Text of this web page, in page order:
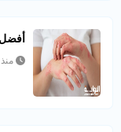
منذ 4 أشهر